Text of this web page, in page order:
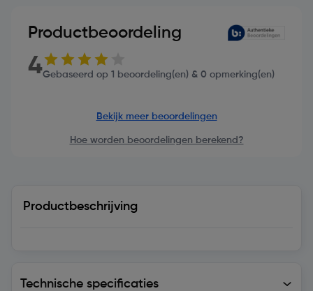
Productbeoordeling
4Gebaseerd op 1 beoordeling(en) & 0 opmerking(en)
Bekijk meer beoordelingen
Hoe worden beoordelingen berekend?
Productbeschrijving
Technische specificaties